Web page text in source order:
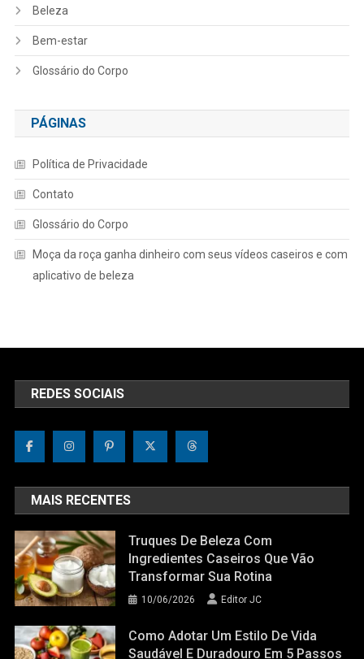
Beleza
Bem-estar
Glossário do Corpo
PÁGINAS
Política de Privacidade
Contato
Glossário do Corpo
Moça da roça ganha dinheiro com seus vídeos caseiros e com
aplicativo de beleza
REDES SOCIAIS
MAIS RECENTES
Truques De Beleza Com
Ingredientes Caseiros Que Vão
Transformar Sua Rotina
10/06/2026 Editor JC
Como Adotar Um Estilo De Vida
Saudável E Duradouro Em 5 Passos